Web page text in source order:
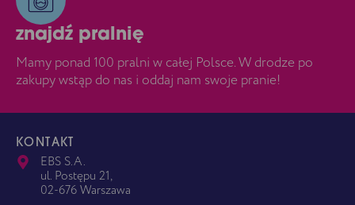
znajdź pralnię
Mamy ponad 100 pralni w całej Polsce. W drodze po
zakupy wstąp do nas i oddaj nam swoje pranie!
KONTAKT
EBS S.A.
ul. Postępu 21,
02-676 Warszawa